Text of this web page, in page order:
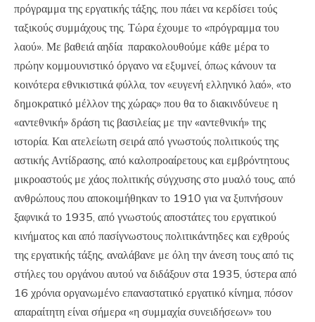
πρόγραμμα της εργατικής τάξης, που πάει να κερδίσει τούς
ταξικούς συμμάχους της. Τώρα έχουμε το «πρόγραμμα του
λαού». Με βαθειά αηδία παρακολουθούμε κάθε μέρα το
πρώην κομμουνιστικό όργανο να εξυμνεί, όπως κάνουν τα
κοινότερα εθνικιστικά φύλλα, τον «ευγενή ελληνικό λαό», «το
δημοκρατικό μέλλον της χώρας» που θα το διακινδύνευε η
«αντεθνική» δράση τις βασιλείας με την «αντεθνική» της
ιστορία. Και ατελείωτη σειρά από γνωστούς πολιτικούς της
αστικής Αντίδρασης, από καλοπροαίρετους και εμβρόντητους
μικροαστούς με χάος πολιτικής σύγχυσης στο μυαλό τους, από
ανθρώπους που αποκοιμήθηκαν το 1910 για να ξυπνήσουν
ξαφνικά το 1935, από γνωστούς αποστάτες του εργατικού
κινήματος και από πασίγνωστους πολιτικάντηδες και εχθρούς
της εργατικής τάξης, αναλάβανε με όλη την άνεση τους από τις
στήλες του οργάνου αυτού να διδάξουν στα 1935, ύστερα από
16 χρόνια οργανωμένο επαναστατικό εργατικό κίνημα, πόσον
απαραίτητη είναι σήμερα «η συμμαχία συνειδήσεων» του